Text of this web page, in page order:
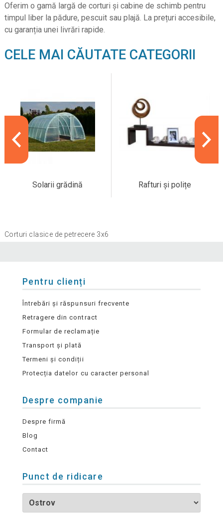
Oferim o gamă largă de corturi și cabine de schimb pentru
timpul liber la pădure, pescuit sau plajă. La prețuri accesibile,
cu garanția unei livrări rapide.
CELE MAI CĂUTATE CATEGORII
Solarii grădină Rafturi și polițe
Corturi clasice de petrecere 3x6
Pentru clienți
Întrebări și răspunsuri frecvente
Retragere din contract
Formular de reclamație
Transport și plată
Termeni și condiții
Protecția datelor cu caracter personal
Despre companie
Despre firmă
Blog
Contact
Punct de ridicare